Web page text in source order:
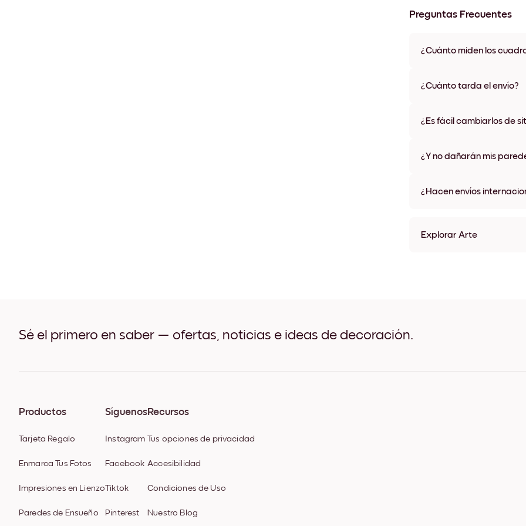
Preguntas Frecuentes
¿Cuánto miden los
materiales y colores de
¿Cuánto tarda el envío?
algunos países. Te
¿Es fácil cambiarlos de
¿Y no dañarán mis
¿Hacen envíos
Explorar Arte
Sé el primero en saber — ofertas, noticias e ideas de decoración.
Productos
Tarjeta Regalo
Enmarca Tus Fotos
Impresiones en Lienzo
Paredes de Ensueño
Síguenos
Instagram
Facebook
Tiktok
Pinterest
Recursos
Tus opciones de privacidad
Accesibilidad
Condiciones de Uso
Nuestro Blog